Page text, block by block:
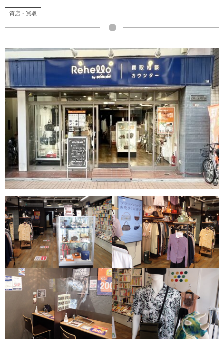
質店・買取